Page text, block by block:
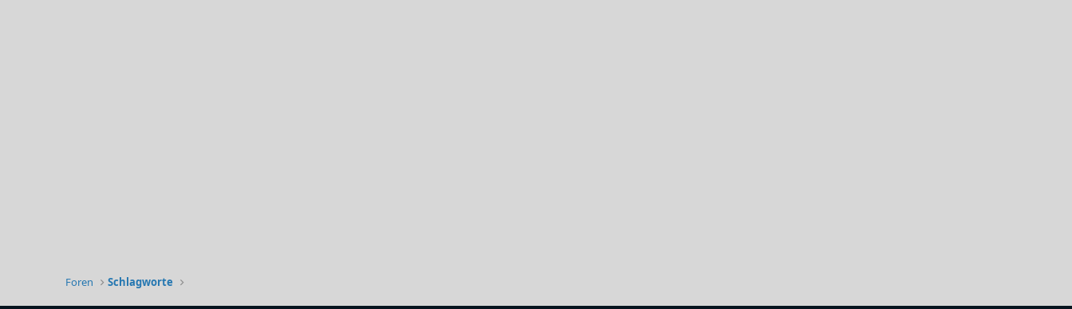
Foren Schlagworte